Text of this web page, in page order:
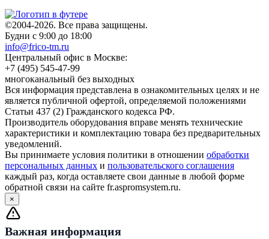
©2004-2026. Все права защищены.
Будни с 9:00 до 18:00
info@frico-tm.ru
Центральный офис в Москве:
+7 (495) 545-47-99
многоканальный без выходных
Вся информация представлена в ознакомительных целях и не
является публичной офертой, определяемой положениями
Статьи 437 (2) Гражданского кодекса РФ.
Производитель оборудования вправе менять технические
характеристики и комплектацию товара без предварительных
уведомлений.
Вы принимаете условия политики в отношении обработки
персональных данных и пользовательского соглашения
каждый раз, когда оставляете свои данные в любой форме
обратной связи на сайте fr.aspromsystem.ru.
×
Важная информация